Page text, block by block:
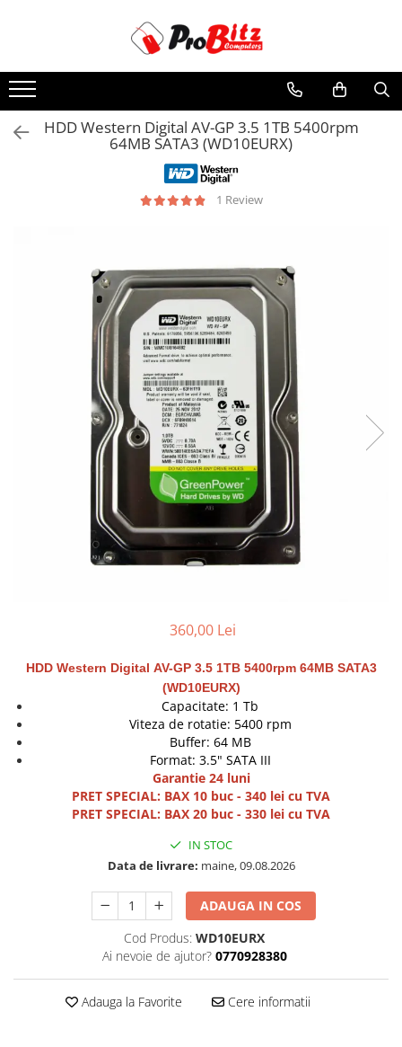
Laptopuri si accesorii
Laptopuri
Laptopuri Refurbished
Memorii laptop
Hard Disk-uri laptop
Componente REFURBISHED Laptop
Hard Disk-uri Refurbished
Accesorii Laptop
Docking stations
Incarcatoare laptop
Incarcatoare laptop refurbished
Standuri și Coolere Laptop
Alte accesorii
Calculatoare SECOND-HAND
Calculatoare GAMING
Calculatoare REFURBISHED
Calculatoare RENEW
Calculatoare WORKSTATION
Componente PC NOI
Hard Disk-uri Desktop
Placi de baza
HDD Western Digital AV-GP 3.5 1TB 5400rpm
64MB SATA3 (WD10EURX)
1 Review
360,00 Lei
HDD Western Digital AV-GP 3.5 1TB 5400rpm 64MB SATA3
(WD10EURX)
Capacitate: 1 Tb
Viteza de rotatie: 5400 rpm
Buffer: 64 MB
Format: 3.5" SATA III
Garantie 24 luni
PRET SPECIAL: BAX 10 buc - 340 lei cu TVA
PRET SPECIAL: BAX 20 buc - 330 lei cu TVA
IN STOC
Data de livrare: maine, 09.08.2026
ADAUGA IN COS
Cod Produs: WD10EURX
Ai nevoie de ajutor? 0770928380
Adauga la Favorite Cere informatii